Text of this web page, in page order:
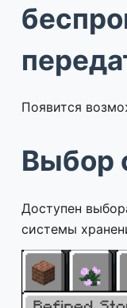
Появится
Выбор
Доступен
системы